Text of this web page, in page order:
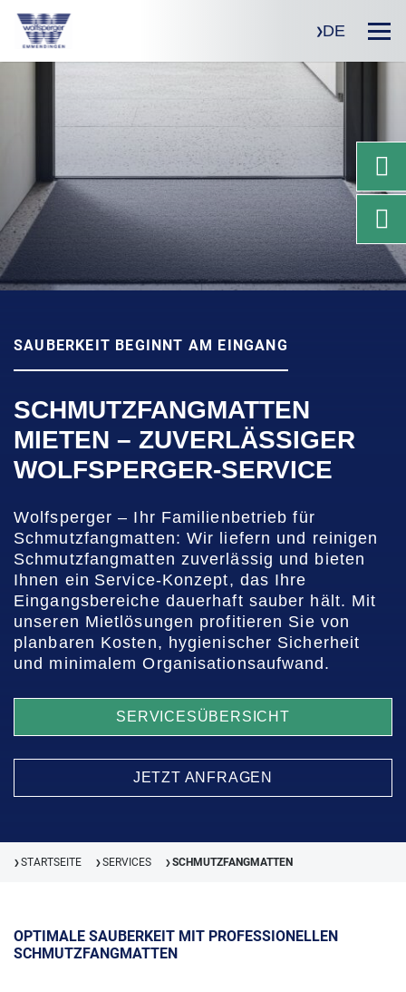
DE
SAUBERKEIT BEGINNT AM EINGANG
SCHMUTZFANGMATTEN
MIETEN – ZUVERLÄSSIGER
WOLFSPERGER-SERVICE
Wolfsperger – Ihr Familienbetrieb für
Schmutzfangmatten: Wir liefern und reinigen
Schmutzfangmatten zuverlässig und bieten
Ihnen ein Service-Konzept, das Ihre
Eingangsbereiche dauerhaft sauber hält. Mit
unseren Mietlösungen profitieren Sie von
planbaren Kosten, hygienischer Sicherheit
und minimalem Organisationsaufwand.
SERVICESÜBERSICHT
JETZT ANFRAGEN
❯ STARTSEITE ❯ SERVICES ❯ SCHMUTZFANGMATTEN
OPTIMALE SAUBERKEIT MIT PROFESSIONELLEN
SCHMUTZFANGMATTEN